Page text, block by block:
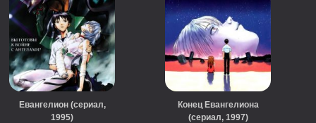
Евангелион (сериал,
1995)
Конец Евангелиона
(сериал, 1997)